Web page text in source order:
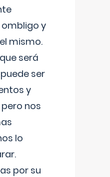
y
mismo.
será
ser
y
nos
lo
por su